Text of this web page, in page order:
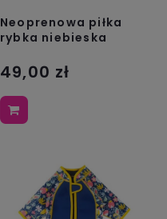
Neoprenowa piłka
rybka niebieska
49,00 zł